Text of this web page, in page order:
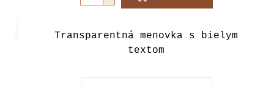
Transparentná menovka s bielym
textom